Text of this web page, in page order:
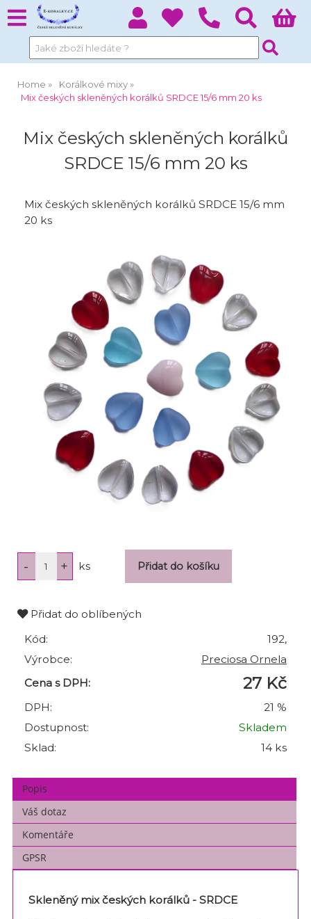
Home
Korálkové mixy
Mix českých skleněných korálků SRDCE 15/6 mm 20 ks
Mix českých skleněných korálků
SRDCE 15/6 mm 20 ks
Mix českých skleněných korálků SRDCE 15/6 mm
20 ks
ks
Přidat do oblíbených
Kód:
192,
Výrobce:
Preciosa Ornela
Cena s DPH:
27 Kč
DPH:
21 %
Dostupnost:
Skladem
Sklad:
14 ks
Popis
Váš dotaz
Komentáře
GPSR
Skleněný mix českých korálků - SRDCE